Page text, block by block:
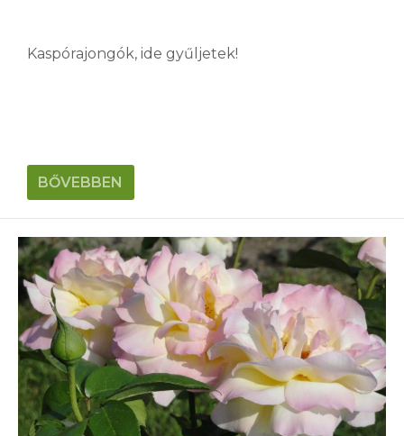
Kaspórajongók, ide gyűljetek!
BŐVEBBEN